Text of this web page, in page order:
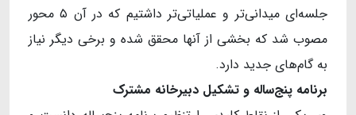
جلسه‌ای میدانی‌تر و عملیاتی‌تر داشتیم که در آن ۵ محور
مصوب شد که بخشی از آنها محقق شده و برخی دیگر نیاز
به گام‌های جدید دارد.
برنامه پنجساله و تشکیل دبیرخانه مشترک